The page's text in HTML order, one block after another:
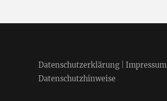
Datenschutzerklärung| Impressum|
Datenschutzhinweise